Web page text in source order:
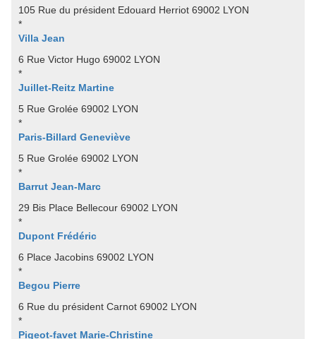
105 Rue du président Edouard Herriot 69002 LYON
*
Villa Jean
6 Rue Victor Hugo 69002 LYON
*
Juillet-Reitz Martine
5 Rue Grolée 69002 LYON
*
Paris-Billard Geneviève
5 Rue Grolée 69002 LYON
*
Barrut Jean-Marc
29 Bis Place Bellecour 69002 LYON
*
Dupont Frédéric
6 Place Jacobins 69002 LYON
*
Begou Pierre
6 Rue du président Carnot 69002 LYON
*
Pigeot-favet Marie-Christine